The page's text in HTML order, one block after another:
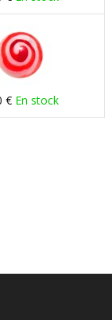
€ En stock